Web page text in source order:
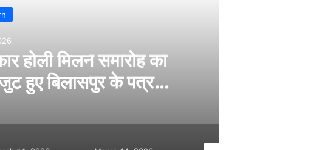
सकरी थाना क्षेत्र में हत्या…सिर मे वारकर